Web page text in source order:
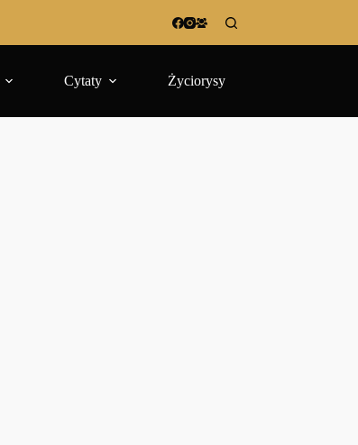
Cytaty Życiorysy